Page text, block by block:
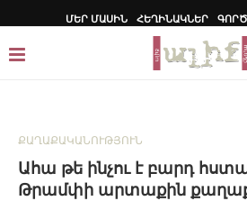
ՄԵՐ ՄԱՍԻՆ ՀԵՂԻՆԱԿՆԵՐ
ՔԱՂԱՔԱԿԱՆՈՒԹՅՈՒՆ
Ահա թե ինչու է բարդ
Թրամփի արտաքին